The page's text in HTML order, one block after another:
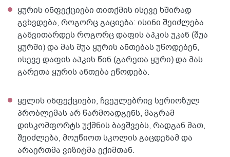
ყურის ინფექციები თითქმის ისევე ხშირად
გვხვდება, როგორც გაციება: ისინი შეიძლება
განვითარდეს როგორც დაფის აპკის უკან (შუა
ყურში) და მას შუა ყურის ანთებას უწოდებენ,
ისევე დაფის აპკის წინ (გარეთა ყური) და მას
გარეთა ყურის ანთება ეწოდება.
ყელის ინფექციები, ჩვეულებრივ სერიოზულ
პრობლემას არ წარმოადგენს, მაგრამ
დისკომფორტს უქმნის ბავშვებს, რადგან მათ,
შეიძლება, მოუწიოთ სკოლის გაცდენამ და
არაერთმა ვიზიტმა ექიმთან.